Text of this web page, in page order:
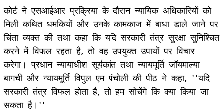
कोर्ट ने एसआईआर प्रक्रिया के दौरान न्यायिक अधिकारियों को
मिली कथित धमकियों और उनके कामकाज में बाधा डाले जाने पर
चिंता व्यक्त की तथा कहा कि यदि सरकारी तंत्र सुरक्षा सुनिश्चित
करने में विफल रहता है, तो वह उपयुक्त उपायों पर विचार
करेगा। प्रधान न्यायाधीश सूर्यकांत तथा न्यायमूर्ति जॉयमाल्या
बागची और न्यायमूर्ति विपुल एम पंचोली की पीठ ने कहा, ''यदि
सरकारी तंत्र विफल होता है, तो हम सोचेंगे कि क्या किया जा
सकता है।''